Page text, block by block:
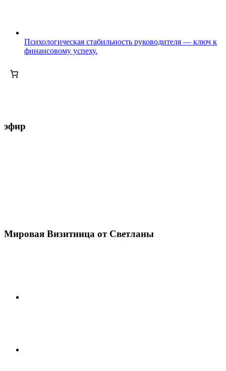
Психологическая стабильность руководителя — ключ к
финансовому успеху.
эфир
Мировая Визитница от Светланы